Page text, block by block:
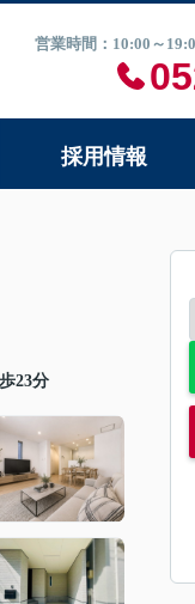
営業時間：10:00～
採用情報
23分